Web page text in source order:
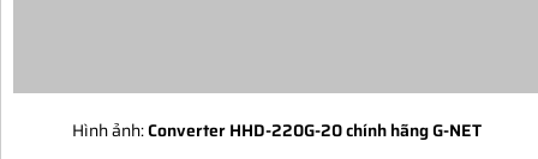
Hình ảnh:Converter HHD-220G-20 chính hãng G-NET